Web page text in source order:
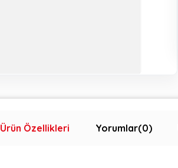
Ürün Özellikleri Yorumlar(0)